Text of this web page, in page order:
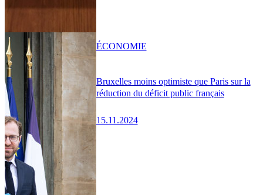
Bruxelles moins optimiste que Paris sur la
réduction du déficit public français
15.11.2024
ÉCONOMIE